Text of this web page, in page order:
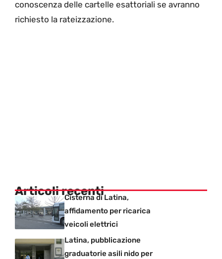
conoscenza delle cartelle esattoriali se avranno
richiesto la rateizzazione.
Articoli recenti
Cisterna di Latina,
affidamento per ricarica
veicoli elettrici
Latina, pubblicazione
graduatorie asili nido per